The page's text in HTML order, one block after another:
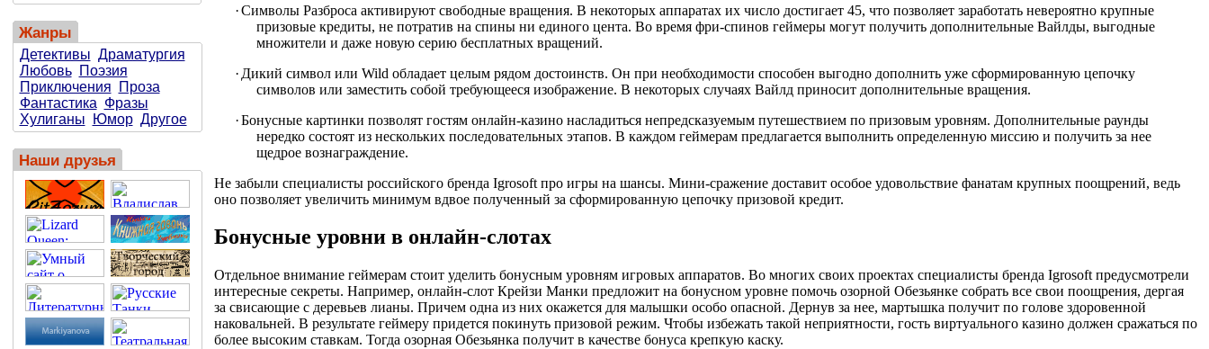
Жанры
Детективы Драматургия
Любовь
Поэзия
Приключения
Проза
Фантастика Фразы
Хулиганы
Юмор Другое
Наши друзья
·Символы Разброса активируют свободные вращения. В некоторых аппаратах их число достигает 45, что позволяет заработать невероятно крупные
призовые кредиты, не потратив на спины ни единого цента. Во время фри-спинов геймеры могут получить дополнительные Вайлды, выгодные
множители и даже новую серию бесплатных вращений.
· Дикий символ или Wild обладает целым рядом достоинств. Он при необходимости способен выгодно дополнить уже сформированную цепочку
символов или заместить собой требующееся изображение. В некоторых случаях Вайлд приносит дополнительные вращения.
·Бонусные картинки позволят гостям онлайн-казино насладиться непредсказуемым путешествием по призовым уровням. Дополнительные раунды
нередко состоят из нескольких последовательных этапов. В каждом геймерам предлагается выполнить определенную миссию и получить за нее
щедрое вознаграждение.
Не забыли специалисты российского бренда Igrosoft про игры на шансы. Мини-сражение доставит особое удовольствие фанатам крупных поощрений, ведь
оно позволяет увеличить минимум вдвое полученный за сформированную цепочку призовой кредит.
Бонусные уровни в онлайн-слотах
Отдельное внимание геймерам стоит уделить бонусным уровням игровых аппаратов. Во многих своих проектах специалисты бренда Igrosoft предусмотрели
интересные секреты. Например, онлайн-слот Крейзи Манки предложит на бонусном уровне помочь озорной Обезьянке собрать все свои поощрения, дергая
за свисающие с деревьев лианы. Причем одна из них окажется для малышки особо опасной. Дернув за нее, мартышка получит по голове здоровенной
наковальней. В результате геймеру придется покинуть призовой режим. Чтобы избежать такой неприятности, гость виртуального казино должен сражаться по
более высоким ставкам. Тогда озорная Обезьянка получит в качестве бонуса крепкую каску.